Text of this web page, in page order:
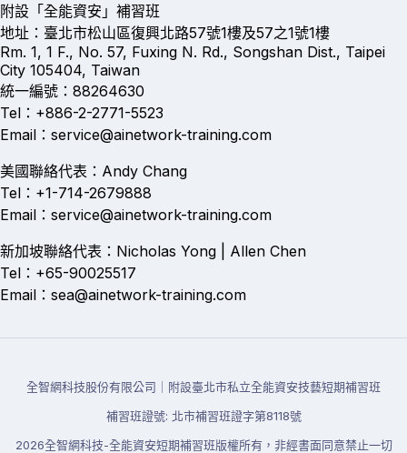
附設「全能資安」補習班
地址：臺北市松山區復興北路57號1樓及57之1號1樓
Rm. 1, 1 F., No. 57, Fuxing N. Rd., Songshan Dist., Taipei
City 105404, Taiwan
統一編號：88264630
Tel：+886-2-2771-5523
Email：service@ainetwork-training.com
美國聯絡代表：Andy Chang
Tel：+1-714-2679888
Email：service@ainetwork-training.com
新加坡聯絡代表：Nicholas Yong | Allen Chen
Tel：+65-90025517
Email：sea@ainetwork-training.com
全智網科技股份有限公司｜附設臺北市私立全能資安技藝短期補習班
補習班證號: 北市補習班證字第8118號
2026全智網科技-全能資安短期補習班版權所有，非經書面同意禁止一切